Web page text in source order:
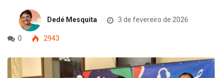
Dedé Mesquita 3 de fevereiro de 2026
0 2943